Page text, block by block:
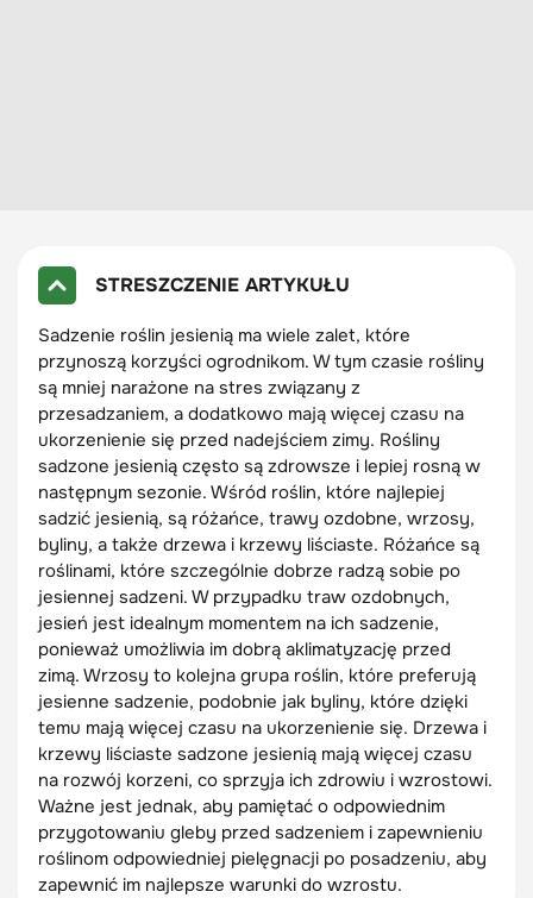
STRESZCZENIE ARTYKUŁU
Sadzenie roślin jesienią ma wiele zalet, które
przynoszą korzyści ogrodnikom. W tym czasie rośliny
są mniej narażone na stres związany z
przesadzaniem, a dodatkowo mają więcej czasu na
ukorzenienie się przed nadejściem zimy. Rośliny
sadzone jesienią często są zdrowsze i lepiej rosną w
następnym sezonie. Wśród roślin, które najlepiej
sadzić jesienią, są różańce, trawy ozdobne, wrzosy,
byliny, a także drzewa i krzewy liściaste. Różańce są
roślinami, które szczególnie dobrze radzą sobie po
jesiennej sadzeni. W przypadku traw ozdobnych,
jesień jest idealnym momentem na ich sadzenie,
ponieważ umożliwia im dobrą aklimatyzację przed
zimą. Wrzosy to kolejna grupa roślin, które preferują
jesienne sadzenie, podobnie jak byliny, które dzięki
temu mają więcej czasu na ukorzenienie się. Drzewa i
krzewy liściaste sadzone jesienią mają więcej czasu
na rozwój korzeni, co sprzyja ich zdrowiu i wzrostowi.
Ważne jest jednak, aby pamiętać o odpowiednim
przygotowaniu gleby przed sadzeniem i zapewnieniu
roślinom odpowiedniej pielęgnacji po posadzeniu, aby
zapewnić im najlepsze warunki do wzrostu.